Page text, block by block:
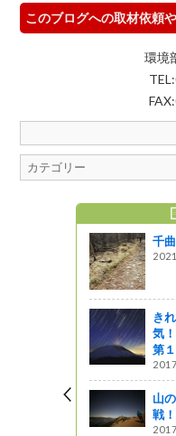
このブログへの取材依頼
環境
千
き
気
第
山
戦！